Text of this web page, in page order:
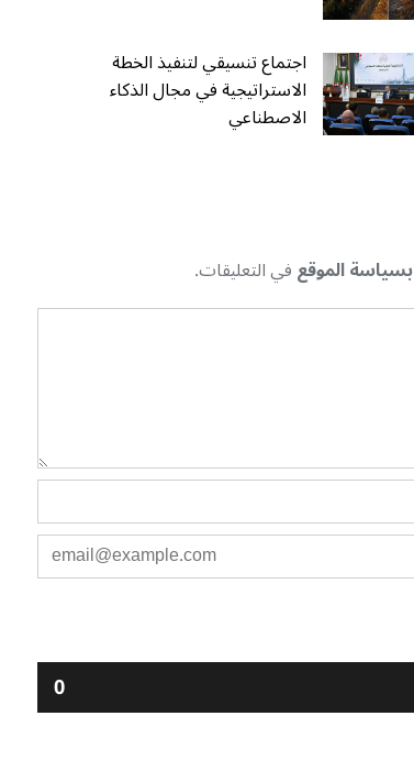
اجتماع تنسيقي لتنفيذ الخطة
الاستراتيجية في مجال الذكاء
الاصطناعي
بسياسة الموقعفي التعليقات.
0